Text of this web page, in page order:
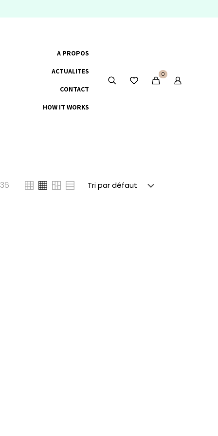
A PROPOS
ACTUALITES
CONTACT
HOW IT WORKS
0
36